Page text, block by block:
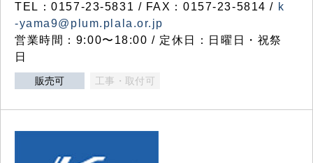
TEL：0157-23-5831 / FAX：0157-23-5814 / k
-yama9@plum.plala.or.jp
営業時間：9:00〜18:00 / 定休日：日曜日・祝祭
日
販売可 工事・取付可